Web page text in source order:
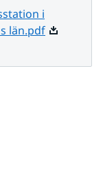
i
län.pdfPdf, 168.1